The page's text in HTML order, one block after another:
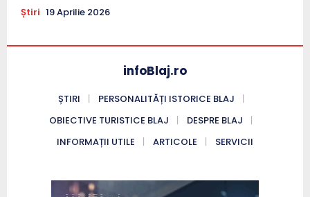
Știri 19 Aprilie 2026
infoBlaj.ro
ȘTIRI
PERSONALITĂȚI ISTORICE BLAJ
OBIECTIVE TURISTICE BLAJ
DESPRE BLAJ
INFORMAȚII UTILE
ARTICOLE SERVICII